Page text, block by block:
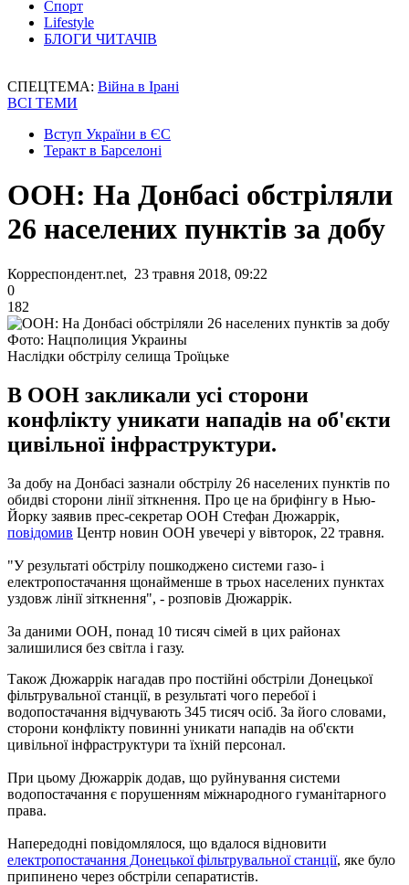
Спорт
Lifestyle
БЛОГИ ЧИТАЧІВ
СПЕЦТЕМА: Війна в Ірані
ВСІ ТЕМИ
Вступ України в ЄС
Теракт в Барселоні
ООН: На Донбасі обстріляли
26 населених пунктів за добу
Корреспондент.net, 23 травня 2018, 09:22
0
182
Фото: Нацполиция Украины
Наслідки обстрілу селища Троїцьке
В ООН закликали усі сторони
конфлікту уникати нападів на об'єкти
цивільної інфраструктури.
За добу на Донбасі зазнали обстрілу 26 населених пунктів по
обидві сторони лінії зіткнення. Про це на брифінгу в Нью-
Йорку заявив прес-секретар ООН Стефан Дюжаррік,
повідомив Центр новин ООН увечері у вівторок, 22 травня.
"У результаті обстрілу пошкоджено системи газо- і
електропостачання щонайменше в трьох населених пунктах
уздовж лінії зіткнення", - розповів Дюжаррік.
За даними ООН, понад 10 тисяч сімей в цих районах
залишилися без світла і газу.
Також Дюжаррік нагадав про постійні обстріли Донецької
фільтрувальної станції, в результаті чого перебої і
водопостачання відчувають 345 тисяч осіб. За його словами,
сторони конфлікту повинні уникати нападів на об'єкти
цивільної інфраструктури та їхній персонал.
При цьому Дюжаррік додав, що руйнування системи
водопостачання є порушенням міжнародного гуманітарного
права.
Напередодні повідомлялося, що вдалося відновити
електропостачання Донецької фільтрувальної станції, яке було
припинено через обстріли сепаратистів.